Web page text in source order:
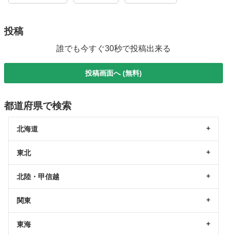
投稿
誰でも今すぐ30秒で投稿出来る
投稿画面へ (無料)
都道府県で検索
北海道
東北
北陸・甲信越
関東
東海